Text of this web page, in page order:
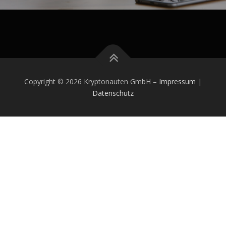
Copyright © 2026 Kryptonauten GmbH – Impressum |
Datenschutz